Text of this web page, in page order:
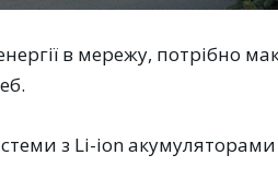
в мережу, потрібно
з Li-ion